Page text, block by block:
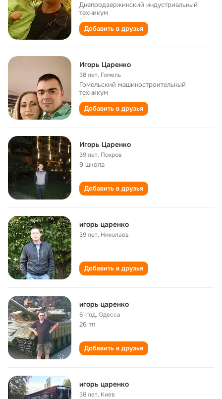
Днепродзержинский индустриальный
техникум
Добавить в друзья
Игорь Царенко
38 лет, Гомель
Гомельский машиностроительный
техникум
Добавить в друзья
Игорь Царенко
39 лет, Покров
9 школа
Добавить в друзья
игорь царенко
39 лет, Николаев
Добавить в друзья
игорь царенко
61 год,Одесса
26 тп
Добавить в друзья
игорь царенко
38 лет, Киев